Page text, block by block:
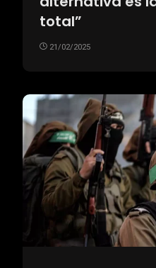
total”
21/02/2025